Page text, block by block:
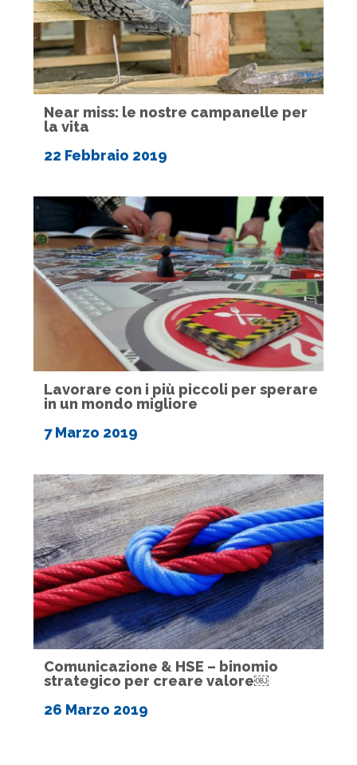
Near miss: le nostre campanelle per
la vita
22 Febbraio 2019
Lavorare con i più piccoli per sperare
in un mondo migliore
7 Marzo 2019
Comunicazione & HSE – binomio
strategico per creare valore￼
26 Marzo 2019